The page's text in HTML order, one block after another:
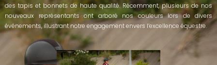
des tapis et bonnets de haute qualité. Récemment, plusieurs de nos
nouveaux représentants ont arboré nos couleurs lors de divers
événements, illustrant notre engagement envers l’excellence équestre.